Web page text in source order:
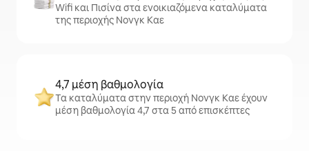
Wifi και Πισίνα στα ενοικιαζόμενα καταλύματα
της περιοχής Νονγκ Καε
4,7 μέση βαθμολογία
Τα καταλύματα στην περιοχή Νονγκ Καε έχουν
μέση βαθμολογία 4,7 στα 5 από επισκέπτες